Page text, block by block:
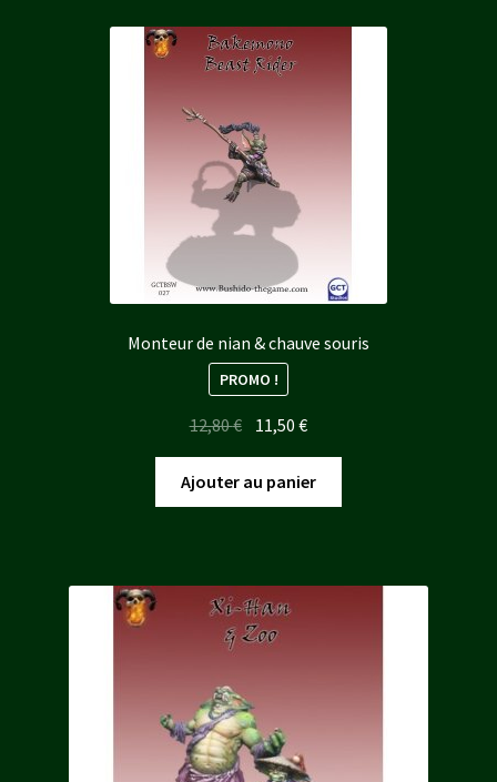
Monteur de nian & chauve souris
PROMO !
12,80€ Le
prix
initial
était :
11,50€Le
prix
actuel
est :
Ajouter au panier